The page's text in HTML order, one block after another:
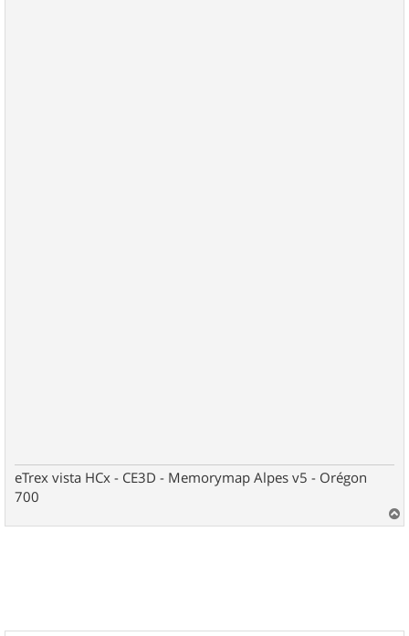
eTrex vista HCx - CE3D - Memorymap Alpes v5 - Orégon
700
a